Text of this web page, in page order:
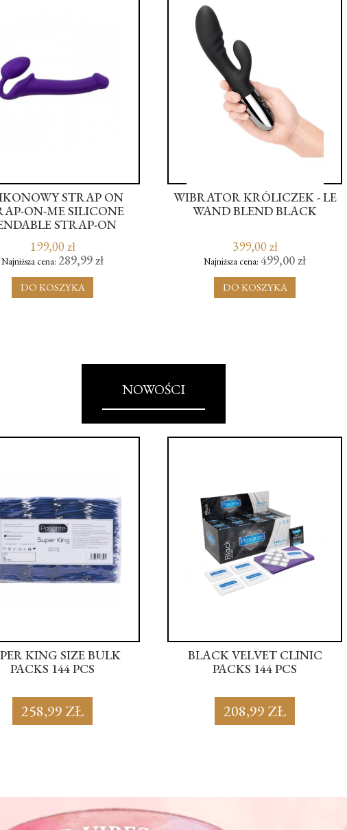
STRAP ON
ON-ME SILICONE
STRAP-ON
PURPLE M
199,00 zł
Najniższa cena: 289,99 zł
DO KOSZYKA
WIBRATOR KRÓLICZEK - LE
WAND BLEND BLACK
399,00 zł
Najniższa cena: 499,00 zł
DO KOSZYKA
NOWOŚCI
KING SIZE BULK
PACKS 144 PCS
258,99 ZŁ
BLACK VELVET CLINIC
PACKS 144 PCS
208,99 ZŁ